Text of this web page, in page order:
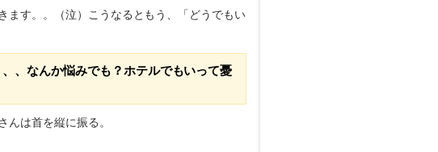
ます。。（泣）こうなるともう、「どうでもい
、なんか悩みでも？ホテルでもいって憂
んは首を縦に振る。